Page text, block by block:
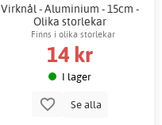
Virknål - Aluminium - 15cm -
Olika storlekar
Finns i olika storlekar
14 kr
I lager
Se alla